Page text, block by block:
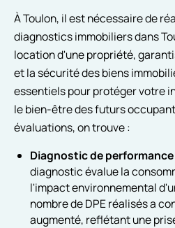
À Toulon, il est nécessaire de
diagnostics immobiliers dans
location d'une propriété,
et la sécurité des biens
essentiels pour protéger votre
le bien-être des futurs
évaluations, on trouve :
Diagnostic de
diagnostic évalue la
l'impact environnemental
nombre de DPE réalisés a
augmenté, reflétant une